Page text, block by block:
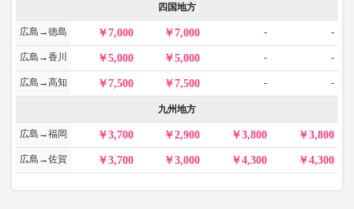
四国地方
広島→徳島 7,000 7,000 - -
広島→香川 5,000 5,000 - -
広島→高知 7,500 7,500 - -
九州地方
広島→福岡 3,700 2,900 3,800 3,800
広島→佐賀 3,700 3,000 4,300 4,300